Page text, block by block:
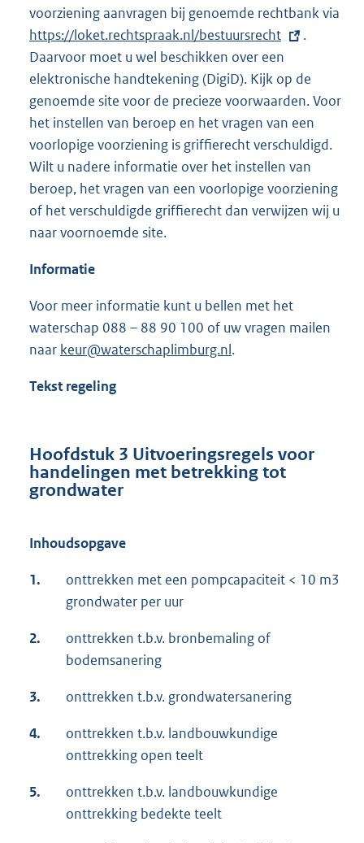
voorziening aanvragen bij genoemde rechtbank via
r
https://loket.rechtspraak.nl/bestuursrecht
.
Daarvoor moet u wel beschikken over een
elektronische handtekening (DigiD). Kijk op de
genoemde site voor de precieze voorwaarden. Voor
het instellen van beroep en het vragen van een
voorlopige voorziening is griffierecht verschuldigd.
Wilt u nadere informatie over het instellen van
beroep, het vragen van een voorlopige voorziening
of het verschuldigde griffierecht dan verwijzen wij u
naar voornoemde site.
Informatie
Voor meer informatie kunt u bellen met het
waterschap 088 – 88 90 100 of uw vragen mailen
naar keur@waterschaplimburg.nl.
Tekst regeling
Hoofdstuk 3 Uitvoeringsregels voor
handelingen met betrekking tot
grondwater
Inhoudsopgave
1.
onttrekken met een pompcapaciteit < 10 m3
grondwater per uur
2.
onttrekken t.b.v. bronbemaling of
bodemsanering
3. onttrekken t.b.v. grondwatersanering
4.
onttrekken t.b.v. landbouwkundige
onttrekking open teelt
5.
onttrekken t.b.v. landbouwkundige
onttrekking bedekte teelt